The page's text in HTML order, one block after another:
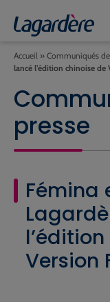
Accueil » Communiqués
lancé l’édition chinoise de
presse
Fémina
Version